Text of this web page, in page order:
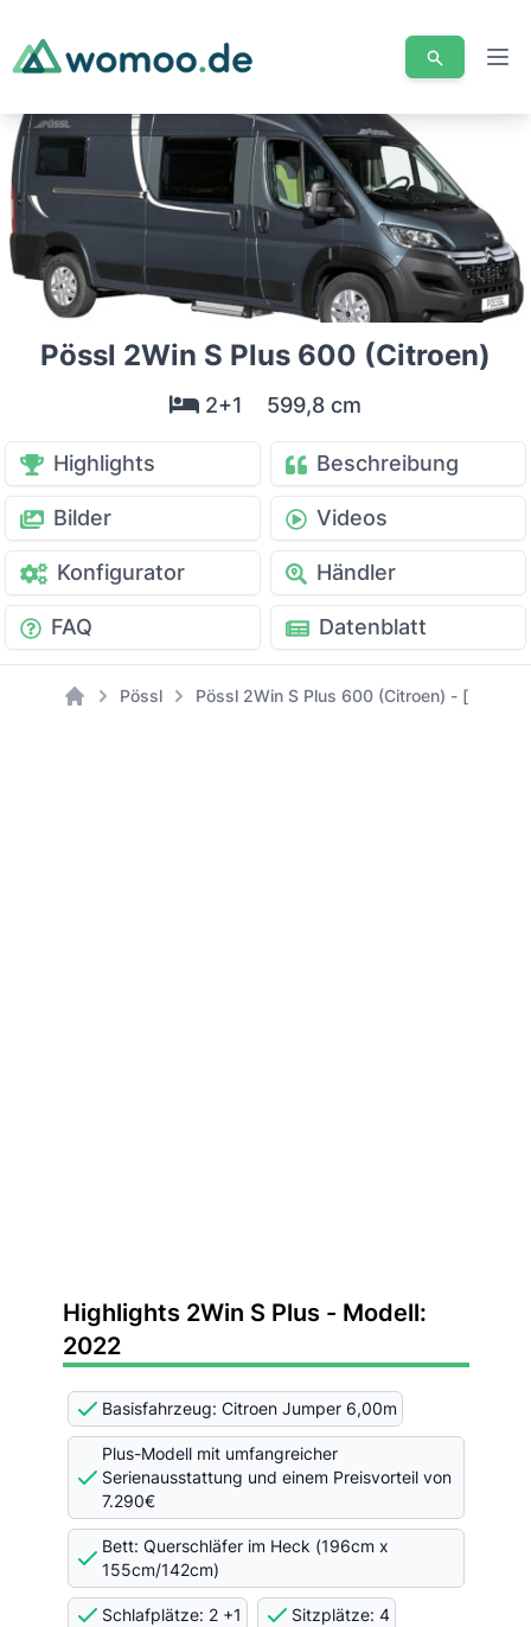
Pössl 2Win S Plus 600 (Citroen)
2+1 599,8 cm
Highlights Beschreibung
Bilder Videos
Konfigurator Händler
FAQ Datenblatt
Pössl Pössl 2Win S Plus 600 (Citroen) -
Highlights 2Win S Plus - Modell:
2022
Basisfahrzeug: Citroen Jumper 6,00m
Plus-Modell mit umfangreicher
Serienausstattung und einem Preisvorteil von
7.290€
Bett: Querschläfer im Heck (196cm x
155cm/142cm)
Schlafplätze: 2 +1 Sitzplätze: 4